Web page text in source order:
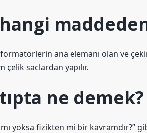
maddeden
ana elemanı olan ve
çelik saclardan yapılır.
ne demek?
yoksa fizikten mi bir kavramdır?”